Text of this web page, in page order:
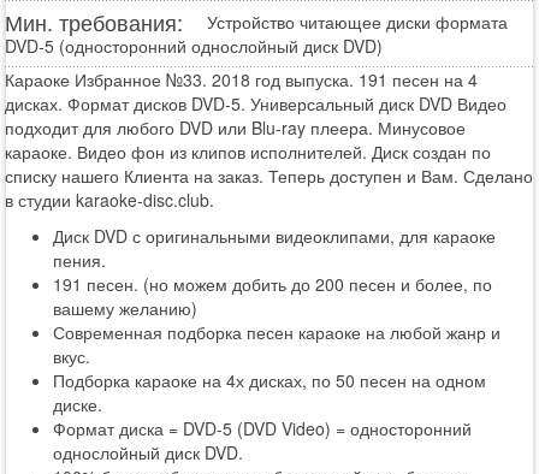
Мин. требования:
Устройство читающее диски формата
DVD-5 (односторонний однослойный диск DVD)
Караоке Избранное №33. 2018 год выпуска. 191 песен на 4
дисках. Формат дисков DVD-5. Универсальный диск DVD Видео
подходит для любого DVD или Blu-ray плеера. Минусовое
караоке. Видео фон из клипов исполнителей. Диск создан по
списку нашего Клиента на заказ. Теперь доступен и Вам. Сделано
в студии karaoke-disc.club.
Диск DVD с оригинальными видеоклипами, для караоке
пения.
191 песен. (но можем добить до 200 песен и более, по
вашему желанию)
Современная подборка песен караоке на любой жанр и
вкус.
Подборка караоке на 4х дисках, по 50 песен на одном
диске.
Формат диска = DVD-5 (DVD Video) = односторонний
однослойный диск DVD.